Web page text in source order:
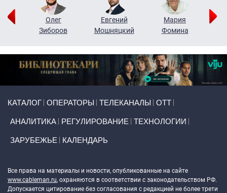
Олег
Зиборов
Евгений
Мошняцкий
Мария
Фомина
КАТАЛОГ ОПЕРАТОРЫ ТЕЛЕКАНАЛЫ ОТТ
АНАЛИТИКА РЕГУЛИРОВАНИЕ ТЕХНОЛОГИИ
ЗАРУБЕЖЬЕ КАЛЕНДАРЬ
Все права на материалы и новости, опубликованные на сайте
www.cableman.ru, охраняются в соответствии с законодательством РФ.
Допускается цитирование без согласования с редакцией не более трети